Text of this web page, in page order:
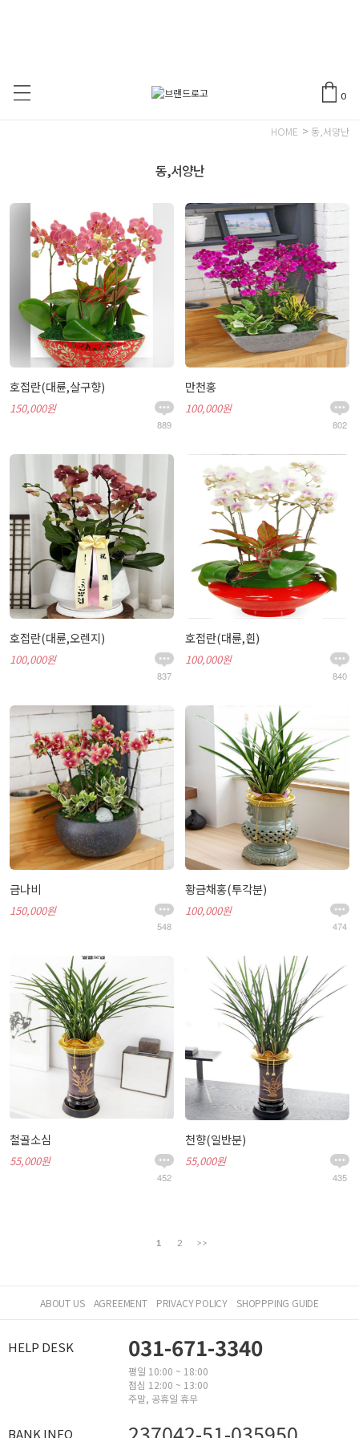
0
HOME > 동,서양난
동,서양난
호접란(대륜,살구향)
150,000원
889
만천홍
100,000원
802
호접란(대륜,오렌지)
100,000원
837
호접란(대륜,흰)
100,000원
840
금나비
150,000원
548
황금채홍(투각분)
100,000원
474
철골소심
55,000원
452
천향(일반분)
55,000원
435
1 2 >>
ABOUT US AGREEMENT PRIVACY POLICY SHOPPPING GUIDE
HELP DESK 031-671-3340
평일 10:00 ~ 18:00
점심 12:00 ~ 13:00
주말, 공휴일 휴무
BANK INFO